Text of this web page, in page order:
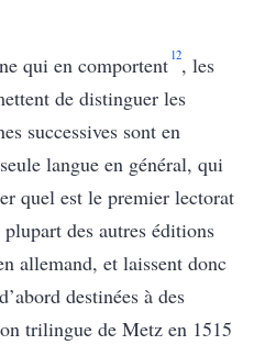
qui en comportent 12, les
de distinguer les
successives sont en
langue en général, qui
quel est le premier lectorat
des autres éditions
allemand, et laissent donc
destinées à des
trilingue de Metz en 1515